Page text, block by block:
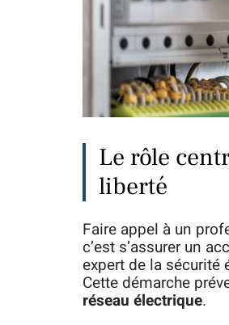
Le rôle
liberté
Faire appel à un
c’est s’assurer un
expert de la sécurité
Cette démarche
réseau électrique.